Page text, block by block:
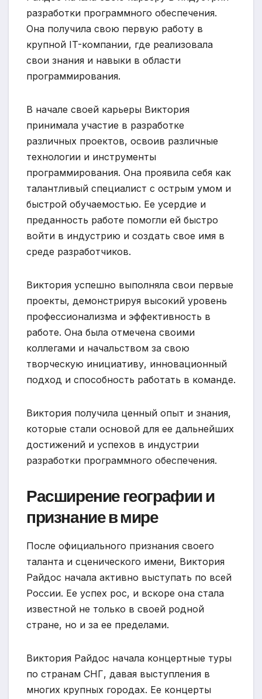
разработки программного обеспечения.
Она получила свою первую работу в
крупной IT-компании, где реализовала
свои знания и навыки в области
программирования.
В начале своей карьеры Виктория
принимала участие в разработке
различных проектов, освоив различные
технологии и инструменты
программирования. Она проявила себя как
талантливый специалист с острым умом и
быстрой обучаемостью. Ее усердие и
преданность работе помогли ей быстро
войти в индустрию и создать свое имя в
среде разработчиков.
Виктория успешно выполняла свои первые
проекты, демонстрируя высокий уровень
профессионализма и эффективность в
работе. Она была отмечена своими
коллегами и начальством за свою
творческую инициативу, инновационный
подход и способность работать в команде.
Виктория получила ценный опыт и знания,
которые стали основой для ее дальнейших
достижений и успехов в индустрии
разработки программного обеспечения.
Расширение географии и
признание в мире
После официального признания своего
таланта и сценического имени, Виктория
Райдос начала активно выступать по всей
России. Ее успех рос, и вскоре она стала
известной не только в своей родной
стране, но и за ее пределами.
Виктория Райдос начала концертные туры
по странам СНГ, давая выступления в
многих крупных городах. Ее концерты